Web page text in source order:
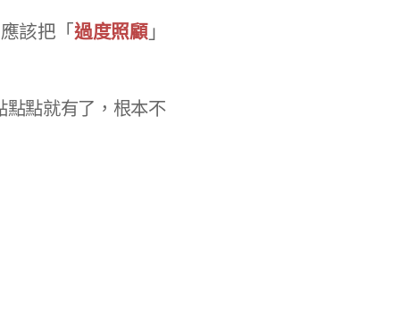
該把「過度照顧」
點點就有了，根本不